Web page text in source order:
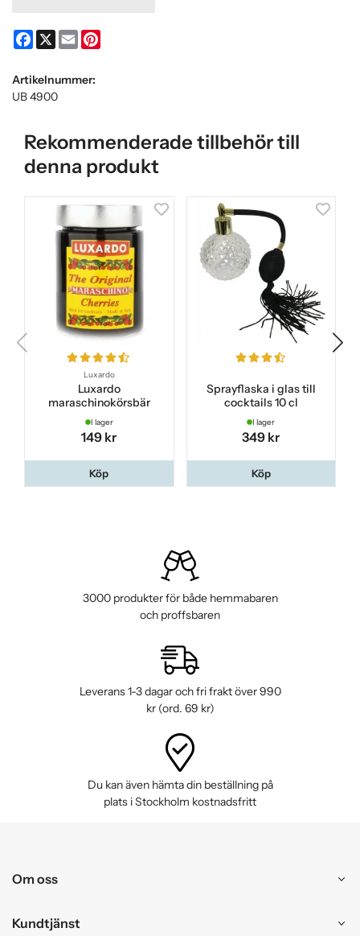
Facebook
X Email
Artikelnummer:
UB 4900
Rekommenderade tillbehör till
denna produkt
Luxardo
Luxardo
maraschinokörsbär
I lager
149 kr
Köp
Sprayflaska i glas till
cocktails 10 cl
I lager
349 kr
Köp
3000 produkter för både hemmabaren
och proffsbaren
Leverans 1-3 dagar och fri frakt över 990
kr (ord. 69 kr)
Du kan även hämta din beställning på
plats i Stockholm kostnadsfritt
Om oss
Kundtjänst